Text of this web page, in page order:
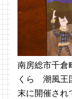
南房総市千倉
くら 潮風王
末に開催され